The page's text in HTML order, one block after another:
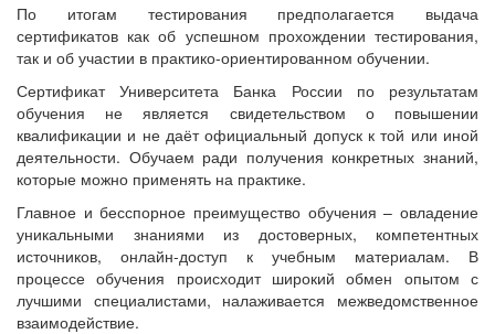
По итогам тестирования предполагается выдача
сертификатов как об успешном прохождении тестирования,
так и об участии в практико-ориентированном обучении.
Сертификат Университета Банка России по результатам
обучения не является свидетельством о повышении
квалификации и не даёт официальный допуск к той или иной
деятельности. Обучаем ради получения конкретных знаний,
которые можно применять на практике.
Главное и бесспорное преимущество обучения – овладение
уникальными знаниями из достоверных, компетентных
источников, онлайн-доступ к учебным материалам. В
процессе обучения происходит широкий обмен опытом с
лучшими специалистами, налаживается межведомственное
взаимодействие.